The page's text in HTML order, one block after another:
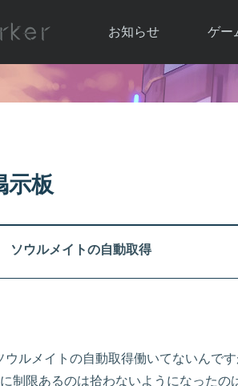
お知らせ
お知らせ一覧
ゲー
ソウ
アップ
示板
ソウルメイトの自動取得
ウルメイトの自動取得働いてないんで
制限あるのは拾わないようになったの